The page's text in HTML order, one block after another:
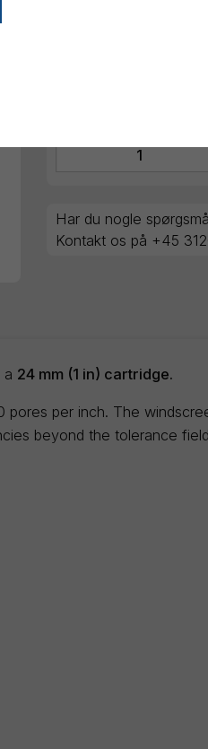
Har du nogle
Kontakt os på +45
a 24 mm (1 in) cartridge.
per inch. The
beyond the tolerance